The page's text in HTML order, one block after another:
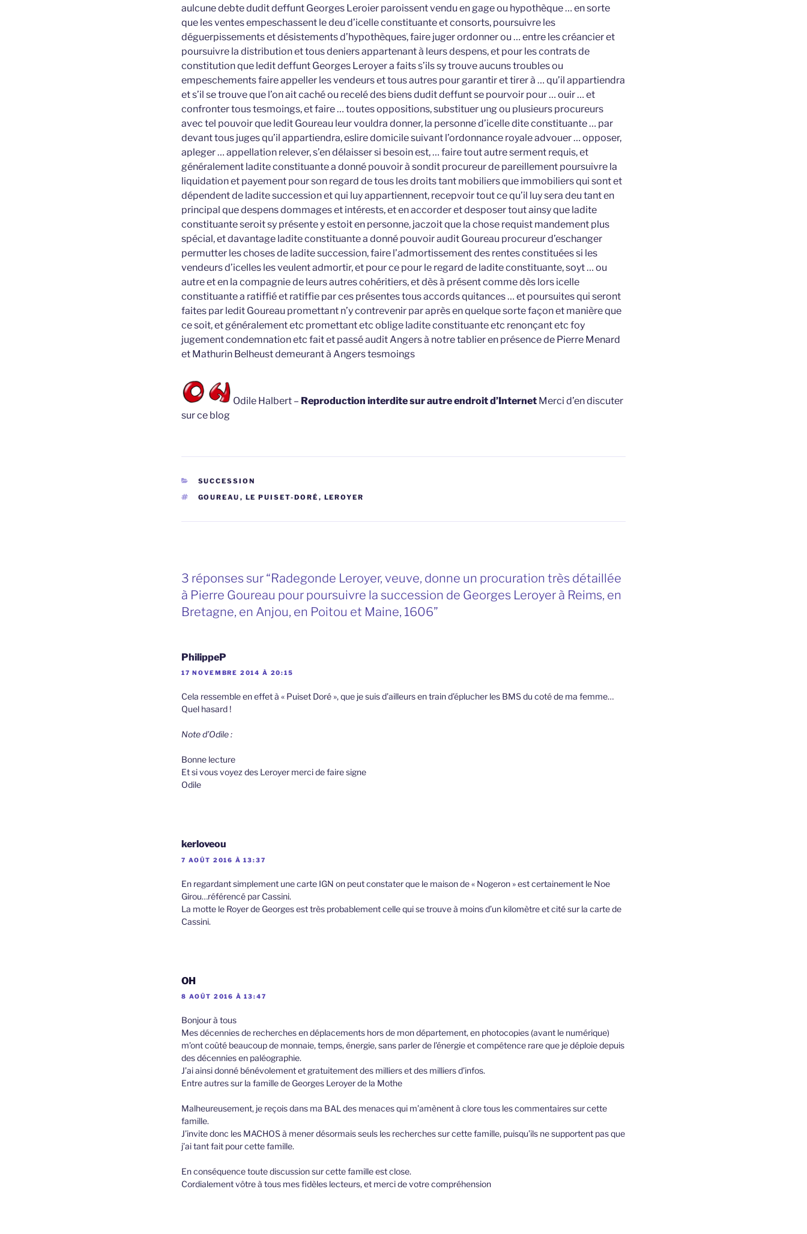
aulcune debte dudit deffunt Georges Leroier paroissent vendu en gage ou hypothèque … en sorte
que les ventes empeschassent le deu d’icelle constituante et consorts, poursuivre les
déguerpissements et désistements d’hypothèques, faire juger ordonner ou … entre les créancier et
poursuivre la distribution et tous deniers appartenant à leurs despens, et pour les contrats de
constitution que ledit deffunt Georges Leroyer a faits s’ils sy trouve aucuns troubles ou
empeschements faire appeller les vendeurs et tous autres pour garantir et tirer à … qu’il appartiendra
et s’il se trouve que l’on ait caché ou recelé des biens dudit deffunt se pourvoir pour … ouir … et
confronter tous tesmoings, et faire … toutes oppositions, substituer ung ou plusieurs procureurs
avec tel pouvoir que ledit Goureau leur vouldra donner, la personne d’icelle dite constituante … par
devant tous juges qu’il appartiendra, eslire domicile suivant l’ordonnance royale advouer … opposer,
apleger … appellation relever, s’en délaisser si besoin est, … faire tout autre serment requis, et
généralement ladite constituante a donné pouvoir à sondit procureur de pareillement poursuivre la
liquidation et payement pour son regard de tous les droits tant mobiliers que immobiliers qui sont et
dépendent de ladite succession et qui luy appartiennent, recepvoir tout ce qu’il luy sera deu tant en
principal que despens dommages et intérests, et en accorder et desposer tout ainsy que ladite
constituante seroit sy présente y estoit en personne, jaczoit que la chose requist mandement plus
spécial, et davantage ladite constituante a donné pouvoir audit Goureau procureur d’eschanger
permutter les choses de ladite succession, faire l’admortissement des rentes constituées si les
vendeurs d’icelles les veulent admortir, et pour ce pour le regard de ladite constituante, soyt … ou
autre et en la compagnie de leurs autres cohéritiers, et dès à présent comme dès lors icelle
constituante a ratiffié et ratiffie par ces présentes tous accords quitances … et poursuites qui seront
faites par ledit Goureau promettant n’y contrevenir par après en quelque sorte façon et manière que
ce soit, et généralement etc promettant etc oblige ladite constituante etc renonçant etc foy
jugement condemnation etc fait et passé audit Angers à notre tablier en présence de Pierre Menard
et Mathurin Belheust demeurant à Angers tesmoings
Odile Halbert – Reproduction interdite sur autre endroit d’Internet Merci d’en discuter
sur ce blog
CATÉGORIES
SUCCESSION
ÉTIQUETTES
GOUREAU , LE PUISET-DORÉ , LEROYER
3 réponses sur “Radegonde Leroyer, veuve, donne un procuration très détaillée
à Pierre Goureau pour poursuivre la succession de Georges Leroyer à Reims, en
Bretagne, en Anjou, en Poitou et Maine, 1606”
PhilippeP
17 NOVEMBRE 2014 À 20:15
Cela ressemble en effet à « Puiset Doré », que je suis d’ailleurs en train d’éplucher les BMS du coté de ma femme…
Quel hasard !
Note d’Odile :
Bonne lecture
Et si vous voyez des Leroyer merci de faire signe
Odile
kerloveou
7 AOÛT 2016 À 13:37
En regardant simplement une carte IGN on peut constater que le maison de « Nogeron » est certainement le Noe
Girou…référencé par Cassini.
La motte le Royer de Georges est très probablement celle qui se trouve à moins d’un kilomètre et cité sur la carte de
Cassini.
OH
8 AOÛT 2016 À 13:47
Bonjour à tous
Mes décennies de recherches en déplacements hors de mon département, en photocopies (avant le numérique)
m’ont coûté beaucoup de monnaie, temps, énergie, sans parler de l’énergie et compétence rare que je déploie depuis
des décennies en paléographie.
J’ai ainsi donné bénévolement et gratuitement des milliers et des milliers d’infos.
Entre autres sur la famille de Georges Leroyer de la Mothe
Malheureusement, je reçois dans ma BAL des menaces qui m’amènent à clore tous les commentaires sur cette
famille.
J’invite donc les MACHOS à mener désormais seuls les recherches sur cette famille, puisqu’ils ne supportent pas que
j’ai tant fait pour cette famille.
En conséquence toute discussion sur cette famille est close.
Cordialement vôtre à tous mes fidèles lecteurs, et merci de votre compréhension